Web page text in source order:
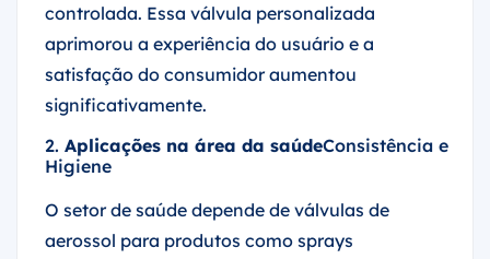
controlada. Essa válvula personalizada
aprimorou a experiência do usuário e a
satisfação do consumidor aumentou
significativamente.
2. Aplicações na área da saúdeConsistência e
Higiene
O setor de saúde depende de válvulas de
aerossol para produtos como sprays